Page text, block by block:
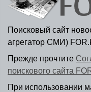
Поисковый сайт
агрегатор СМИ)
Прежде прочтите
поискового сайта
При использовании